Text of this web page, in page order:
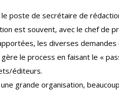
poste de secrétaire de
est souvent, avec le chef de
les diverses demandes
gère le process en faisant le «
éditeurs.
grande organisation,